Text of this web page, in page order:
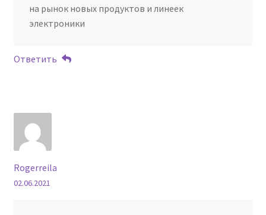
на рынок новых продуктов и линеек
электроники
Ответить
Rogerreila
02.06.2021